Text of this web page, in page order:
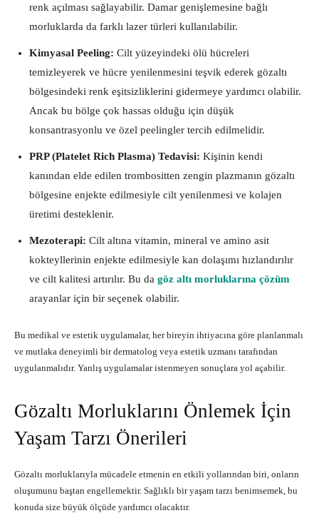
renk açılması sağlayabilir. Damar genişlemesine bağlı
morluklarda da farklı lazer türleri kullanılabilir.
Kimyasal Peeling: Cilt yüzeyindeki ölü hücreleri
temizleyerek ve hücre yenilenmesini teşvik ederek gözaltı
bölgesindeki renk eşitsizliklerini gidermeye yardımcı olabilir.
Ancak bu bölge çok hassas olduğu için düşük
konsantrasyonlu ve özel peelingler tercih edilmelidir.
PRP (Platelet Rich Plasma) Tedavisi: Kişinin kendi
kanından elde edilen trombositten zengin plazmanın gözaltı
bölgesine enjekte edilmesiyle cilt yenilenmesi ve kolajen
üretimi desteklenir.
Mezoterapi: Cilt altına vitamin, mineral ve amino asit
kokteyllerinin enjekte edilmesiyle kan dolaşımı hızlandırılır
ve cilt kalitesi artırılır. Bu da göz altı morluklarına çözüm
arayanlar için bir seçenek olabilir.
Bu medikal ve estetik uygulamalar, her bireyin ihtiyacına göre planlanmalı
ve mutlaka deneyimli bir dermatolog veya estetik uzmanı tarafından
uygulanmalıdır. Yanlış uygulamalar istenmeyen sonuçlara yol açabilir.
Gözaltı Morluklarını Önlemek İçin
Yaşam Tarzı Önerileri
Gözaltı morluklarıyla mücadele etmenin en etkili yollarından biri, onların
oluşumunu baştan engellemektir. Sağlıklı bir yaşam tarzı benimsemek, bu
konuda size büyük ölçüde yardımcı olacaktır.